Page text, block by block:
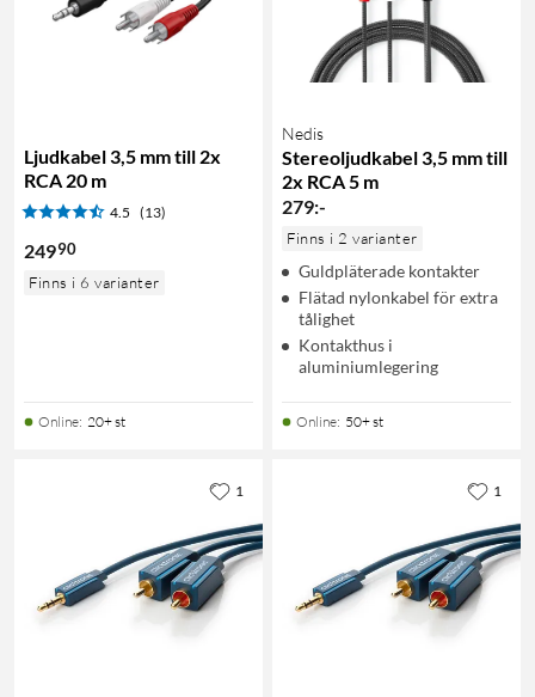
Ljudkabel 3,5 mm till 2x
RCA 20 m
4.5 (13)
24990
Finns i 6 varianter
Online: 20+ st
Nedis
Stereoljudkabel 3,5 mm till
2x RCA 5 m
279:-
Finns i 2 varianter
Guldpläterade kontakter
Flätad nylonkabel för extra
tålighet
Kontakthus i
aluminiumlegering
Online: 50+ st
1 1